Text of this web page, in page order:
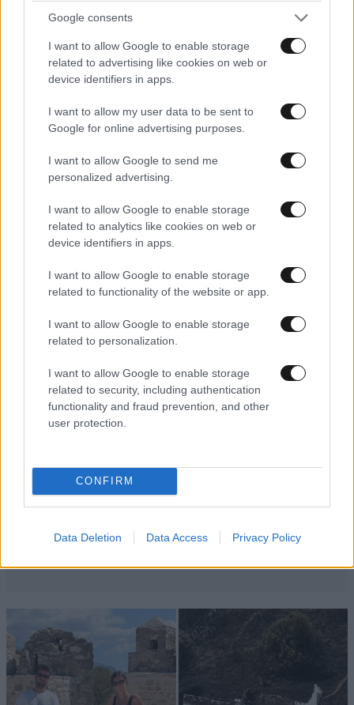
Google consents
I want to allow Google to enable storage
related to advertising like cookies on web or
device identifiers in apps.
I want to allow my user data to be sent to
Google for online advertising purposes.
I want to allow Google to send me
personalized advertising.
I want to allow Google to enable storage
related to analytics like cookies on web or
device identifiers in apps.
I want to allow Google to enable storage
related to functionality of the website or app.
I want to allow Google to enable storage
related to personalization.
I want to allow Google to enable storage
related to security, including authentication
functionality and fraud prevention, and other
user protection.
CONFIRM
Data Deletion Data Access Privacy Policy
ποτέ – Ναι, έχω πατήσει φρένο»